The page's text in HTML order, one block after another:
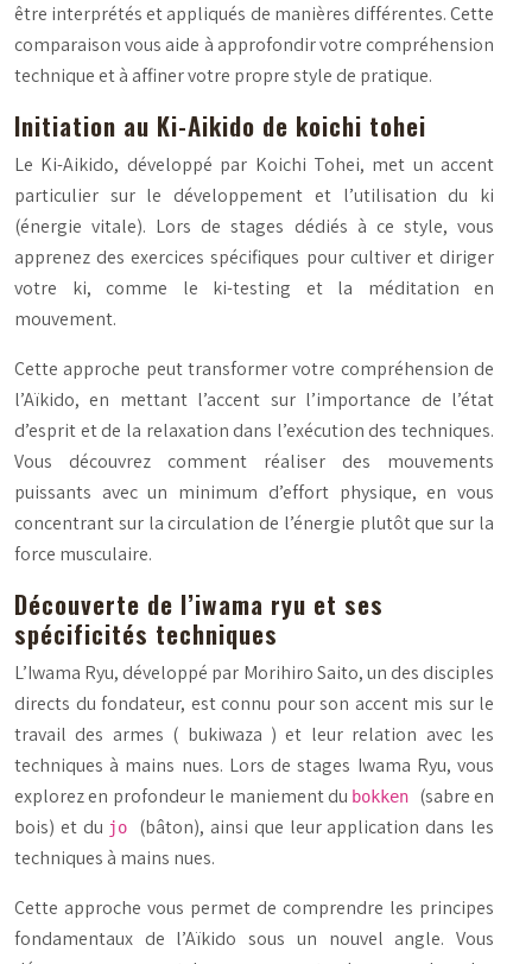
être interprétés et appliqués de manières différentes. Cette
comparaison vous aide à approfondir votre compréhension
technique et à affiner votre propre style de pratique.
Initiation au Ki-Aikido de koichi tohei
Le Ki-Aikido, développé par Koichi Tohei, met un accent
particulier sur le développement et l’utilisation du ki
(énergie vitale). Lors de stages dédiés à ce style, vous
apprenez des exercices spécifiques pour cultiver et diriger
votre ki, comme le ki-testing et la méditation en
mouvement.
Cette approche peut transformer votre compréhension de
l’Aïkido, en mettant l’accent sur l’importance de l’état
d’esprit et de la relaxation dans l’exécution des techniques.
Vous découvrez comment réaliser des mouvements
puissants avec un minimum d’effort physique, en vous
concentrant sur la circulation de l’énergie plutôt que sur la
force musculaire.
Découverte de l’iwama ryu et ses
spécificités techniques
L’Iwama Ryu, développé par Morihiro Saito, un des disciples
directs du fondateur, est connu pour son accent mis sur le
travail des armes ( bukiwaza ) et leur relation avec les
techniques à mains nues. Lors de stages Iwama Ryu, vous
explorez en profondeur le maniement du bokken (sabre en
bois) et du jo (bâton), ainsi que leur application dans les
techniques à mains nues.
Cette approche vous permet de comprendre les principes
fondamentaux de l’Aïkido sous un nouvel angle. Vous